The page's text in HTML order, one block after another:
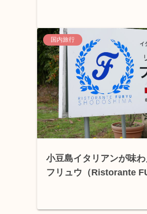
国内旅行
小豆島イタリアンが味
フリュウ（Ristorante